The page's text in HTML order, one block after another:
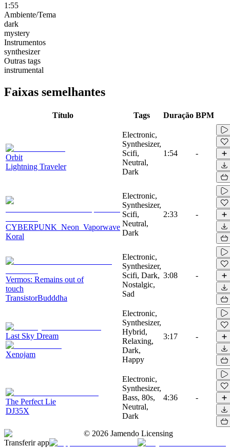
1:55
Ambiente/Tema
dark
mystery
Instrumentos
synthesizer
Outras tags
instrumental
Faixas semelhantes
Título Tags Duração BPM
Orbit
Lightning Traveler
Electronic,
Synthesizer,
Scifi,
Neutral,
Dark
1:54 -
CYBERPUNK_Neon_Vaporwave
Koral
Electronic,
Synthesizer,
Scifi,
Neutral,
Dark
2:33 -
Vermos: Remains out of
touch
TransistorBudddha
Electronic,
Synthesizer,
Scifi, Dark,
Nostalgic,
Sad
3:08 -
Last Sky Dream
Xenojam
Electronic,
Synthesizer,
Hybrid,
Relaxing,
Dark,
Happy
3:17 -
The Perfect Lie
DJ35X
Electronic,
Synthesizer,
Bass, 80s,
Neutral,
Dark
4:36 -
© 2026 Jamendo Licensing
Transferir app